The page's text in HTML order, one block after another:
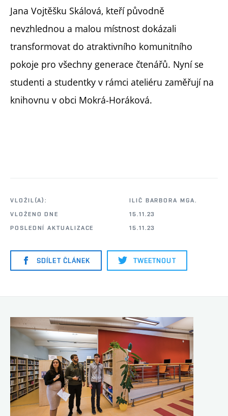
Jana Vojtěšku Skálová, kteří původně
nevzhlednou a malou místnost dokázali
transformovat do atraktivního komunitního
pokoje pro všechny generace čtenářů. Nyní se
studenti a studentky v rámci ateliéru zaměřují na
knihovnu v obci Mokrá-Horáková.
VLOŽIL(A):
ILIČ BARBORA MGA.
VLOŽENO DNE
15.11.23
POSLEDNÍ AKTUALIZACE
15.11.23
SDÍLET ČLÁNEK TWEETNOUT